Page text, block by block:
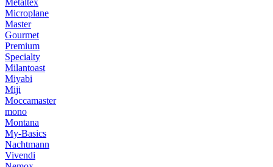
Metaltex
Microplane
Master
Gourmet
Premium
Specialty
Milantoast
Miyabi
Miji
Moccamaster
mono
Montana
My-Basics
Nachtmann
Vivendi